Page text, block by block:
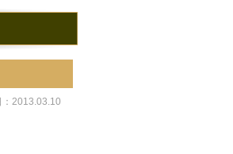
：2013.03.10